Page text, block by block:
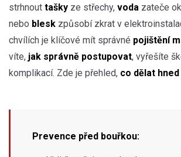
strhnout tašky ze střechy, voda zateče
nebo blesk způsobí zkrat v
chvílích je klíčové mít správné pojištění
víte, jak správně postupovat, vyřešíte
komplikací. Zde je přehled, co dělat
Prevence před bouřkou: